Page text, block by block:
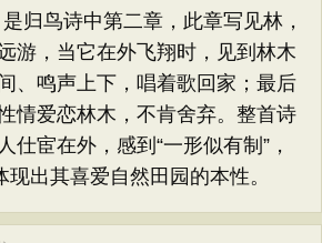
鸟诗中第二章，此章写见林，
游，当它在外飞翔时，见到林木
、鸣声上下，唱着歌回家；最后
情爱恋林木，不肯舍弃。整首诗
仕宦在外，感到“一形似有制”，
现出其喜爱自然田园的本性。